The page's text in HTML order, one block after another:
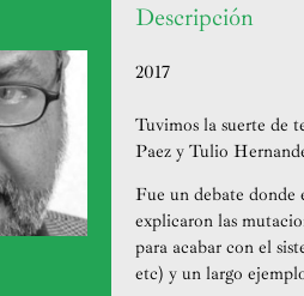
Descripción
2017
Tuvimos la suerte de
Paez y Tulio
Fue un debate donde
explicaron las
para acabar con el
etc) y un largo